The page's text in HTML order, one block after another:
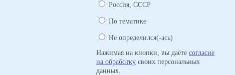
Россия, СССР
По тематике
Не определился(-ась)
Нажимая на кнопки, вы даёте согласие
на обработку своих персональных
данных.